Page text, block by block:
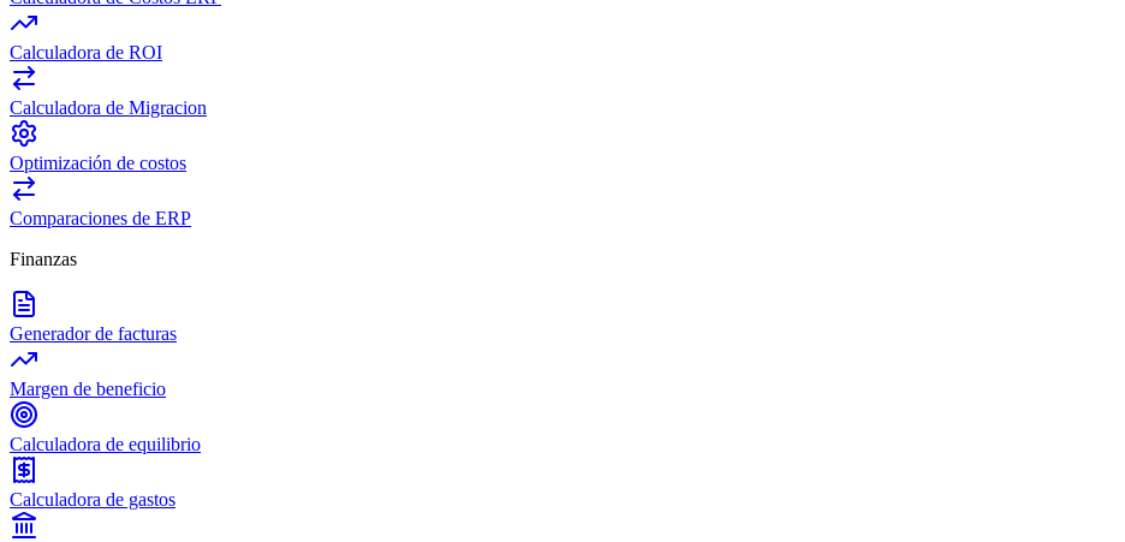
Calculadora de ROI
Calculadora de Migracion
Optimización de costos
Comparaciones de ERP
Finanzas
Generador de facturas
Margen de beneficio
Calculadora de equilibrio
Calculadora de gastos